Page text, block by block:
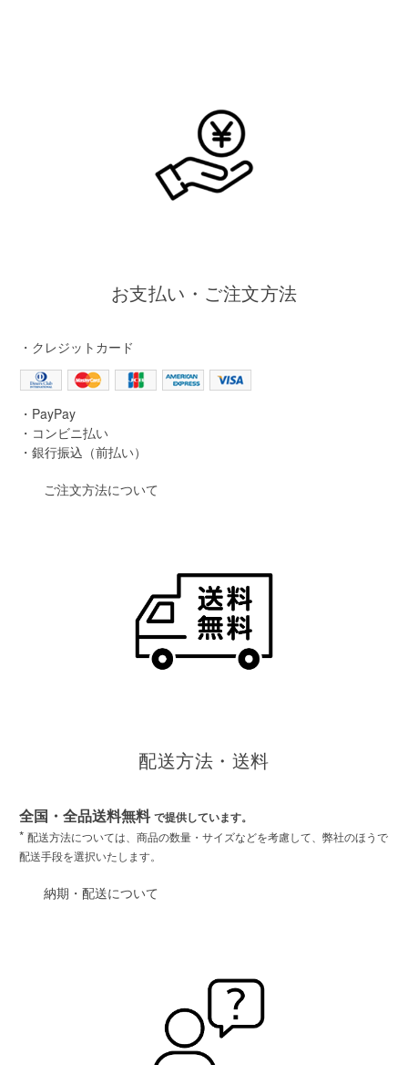
お支払い・ご注文方法
・クレジットカード
・PayPay
・コンビニ払い
・銀行振込（前払い）
ご注文方法について
配送方法・送料
全国・全品送料無料 で提供しています。
* 配送方法については、商品の数量・サイズなどを考慮して、弊社のほうで
配送手段を選択いたします。
納期・配送について